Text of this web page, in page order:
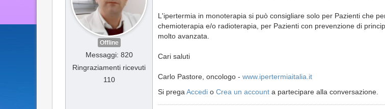
Offline
Messaggi: 820
Ringraziamenti ricevuti
110
L'ipertermia in monoterapia si può consigliare solo per Pazienti che
chemioterapia e/o radioterapia, per Pazienti con prevenzione di
molto avanzata.
Cari saluti
Carlo Pastore, oncologo - www.ipertermiaitalia.it
Si prega Accedi o Crea un account a partecipare alla conversazione.